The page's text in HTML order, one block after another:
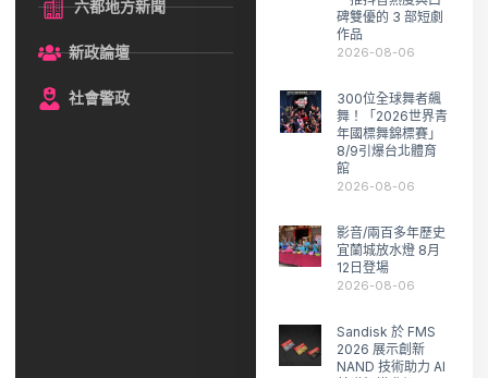
六都地方新聞
新政論壇
社會警政
碑雙優的 3 部短劇
作品
2026-08-06
300位全球舞者飆
舞！「2026世界青
年國標舞錦標賽」
8/9引爆台北體育
館
2026-08-06
影音/兩百多年歷史
宜蘭城放水燈 8月
12日登場
2026-08-06
Sandisk 於 FMS
2026 展示創新
NAND 技術助力 AI